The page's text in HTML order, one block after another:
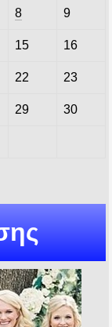
8 9
15 16
22 23
29 30